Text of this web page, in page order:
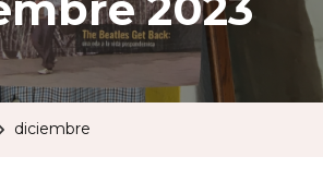
diciembre